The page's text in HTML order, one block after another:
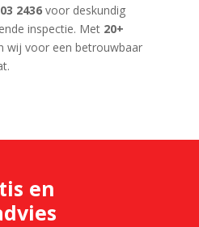
2436voor deskundig
inspectie. Met 20+
wij voor een betrouwbaar
en